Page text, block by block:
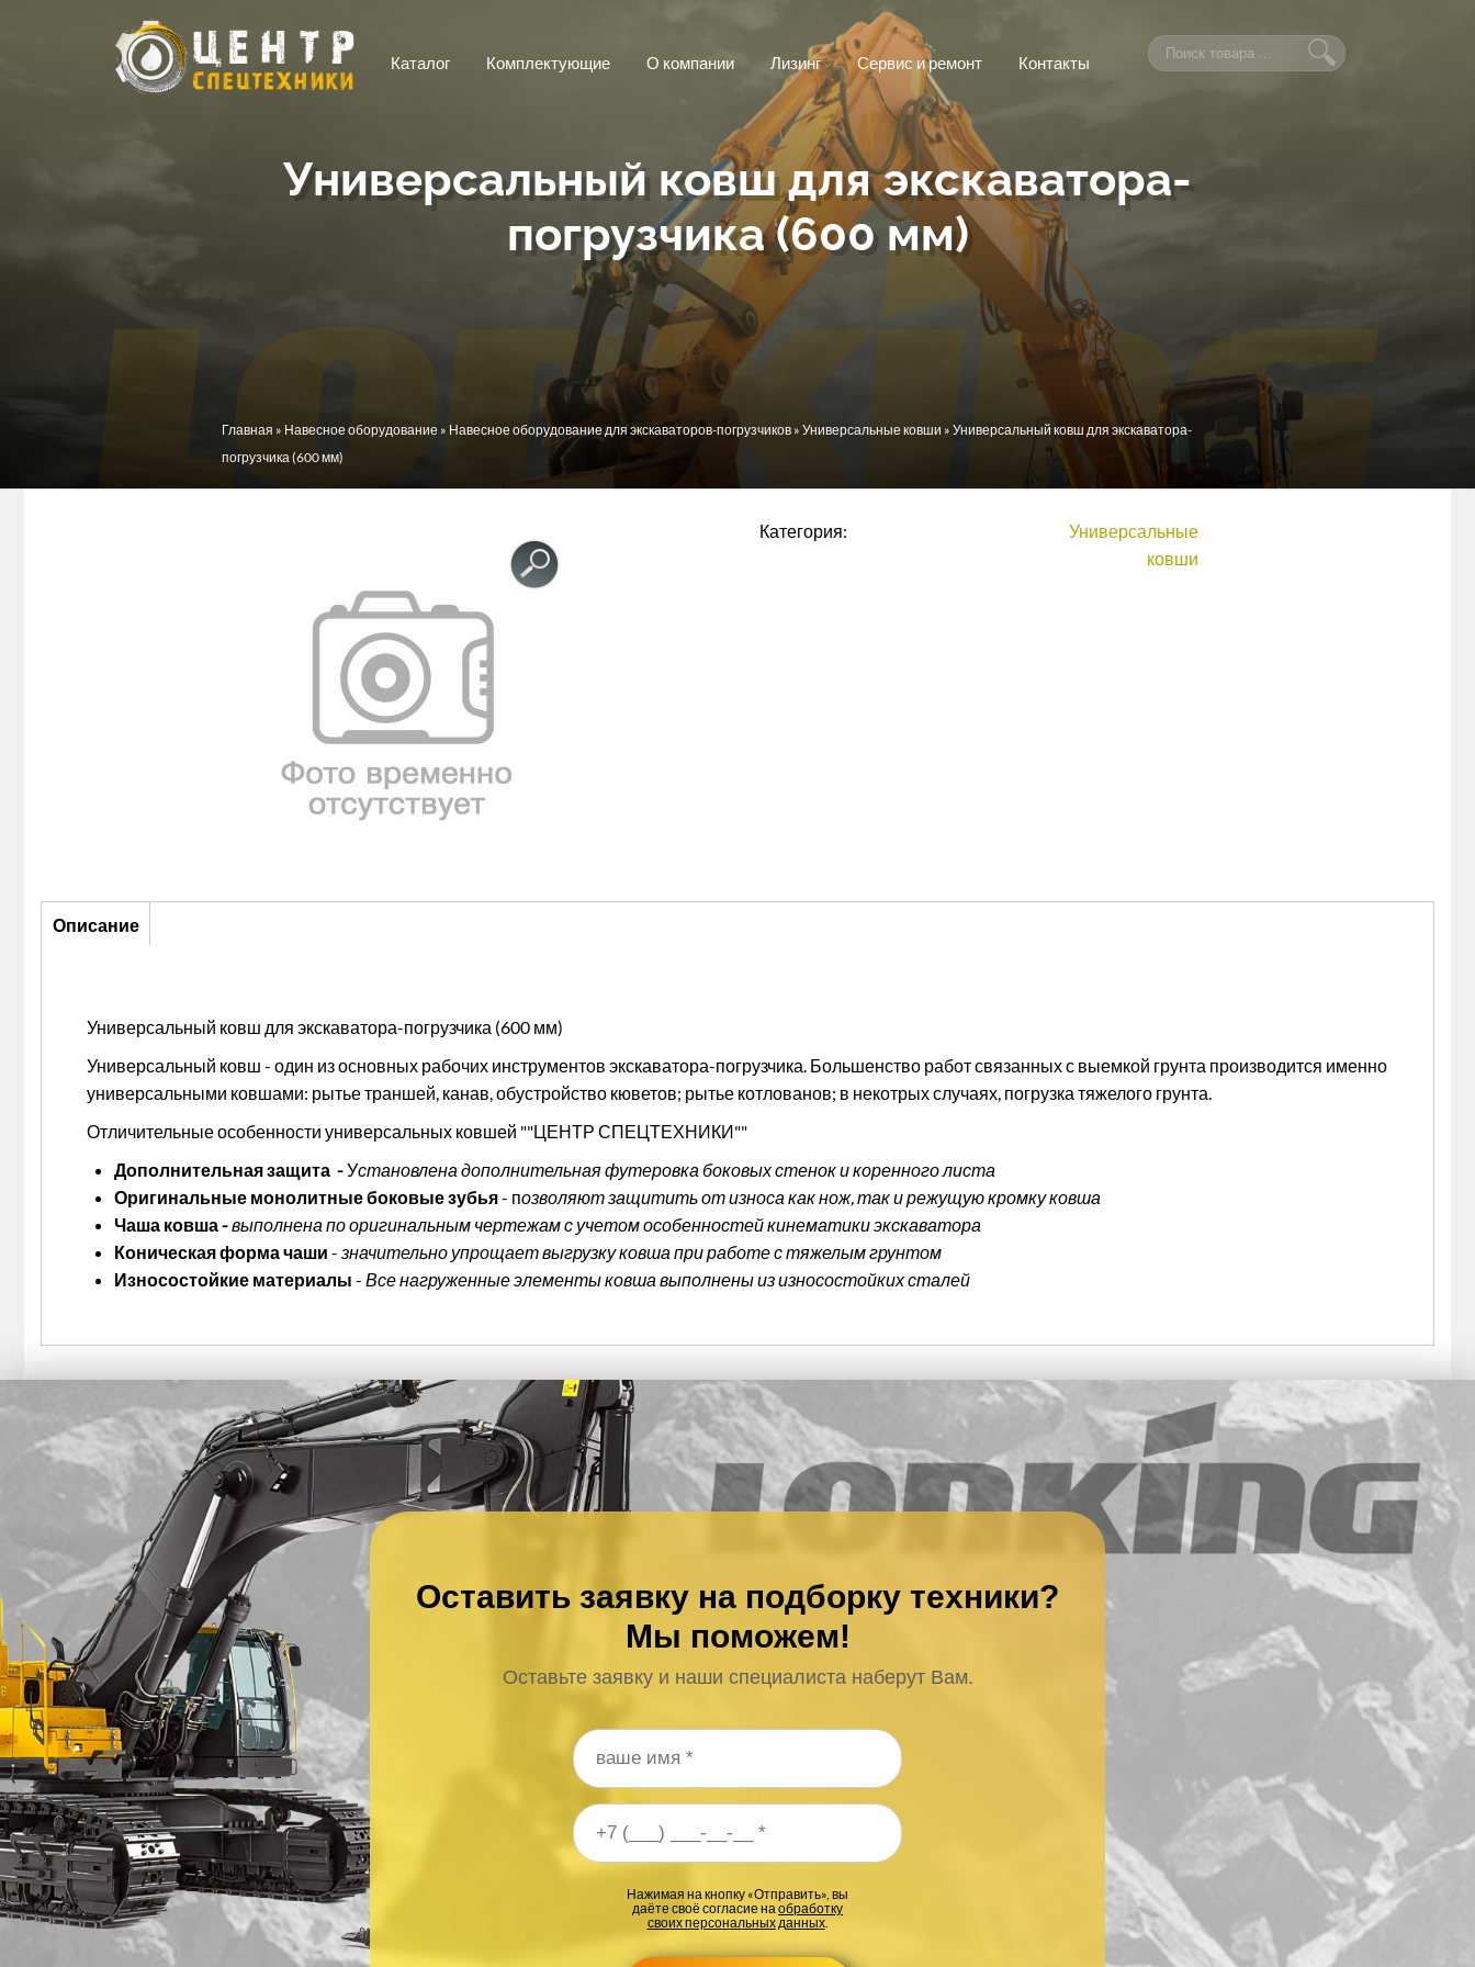
Перейти к основному содержанию
Каталог Комплектующие О компании Лизинг Сервис и ремонт Контакты
Универсальный ковш для экскаватора-
погрузчика (600 мм)
Вы здесь
Главная » Навесное оборудование » Навесное оборудование для экскаваторов-погрузчиков » Универсальные ковши » Универсальный ковш для экскаватора-
погрузчика (600 мм)
Категория:
Универсальные
ковши
Описание
Описание
Универсальный ковш для экскаватора-погрузчика (600 мм)
Универсальный ковш - один из основных рабочих инструментов экскаватора-погрузчика. Большенство работ связанных с выемкой грунта производится именно
универсальными ковшами: рытье траншей, канав, обустройство кюветов; рытье котлованов; в некотрых случаях, погрузка тяжелого грунта.
Отличительные особенности универсальных ковшей ""ЦЕНТР СПЕЦТЕХНИКИ""
Дополнительная защита -Установлена дополнительная футеровка боковых стенок и коренного листа
Оригинальные монолитные боковые зубья- позволяют защитить от износа как нож, так и режущую кромку ковша
Чаша ковша -выполнена по оригинальным чертежам с учетом особенностей кинематики экскаватора
Коническая форма чаши - значительно упрощает выгрузку ковша при работе с тяжелым грунтом
Износостойкие материалы - Все нагруженные элементы ковша выполнены из износостойких сталей
Оставить заявку на подборку техники?
Мы поможем!
Оставьте заявку и наши специалиста наберут Вам.
Ваш номер телефона
Нажимая на кнопку «Отправить», вы
даёте своё согласие на обработку
своих персональных данных.